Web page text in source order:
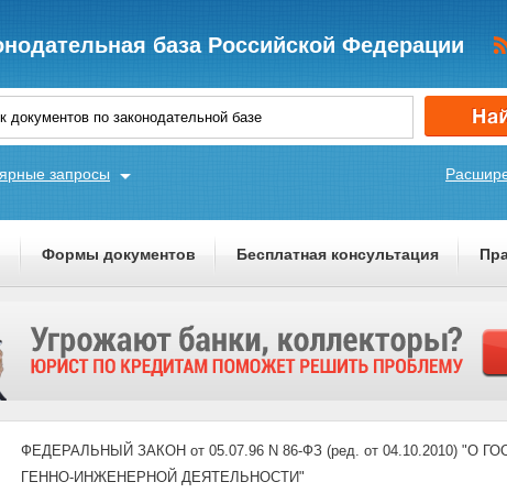
база Российской Федерации
запросы
Формы документов Бесплатная консультация
ФЕДЕРАЛЬНЫЙ ЗАКОН от 05.07.96 N 86-ФЗ (ред. от 04.10.2010)
ГЕННО-ИНЖЕНЕРНОЙ ДЕЯТЕЛЬНОСТИ"